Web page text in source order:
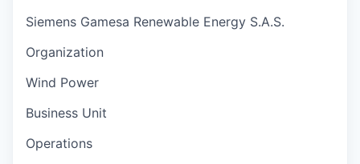
Siemens Gamesa Renewable Energy S.A.S.
Organization
Wind Power
Business Unit
Operations